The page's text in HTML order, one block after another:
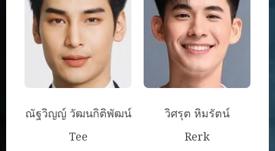
ณัฐวิญญ์ วัฒนกิติพัฒน์
Tee
วิศรุต หิมรัตน์
Rerk